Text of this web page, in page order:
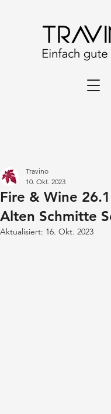
Fire & Wine
Alten Schmitte
Travino
10. Okt. 2023
Aktualisiert: 16. Okt. 2023